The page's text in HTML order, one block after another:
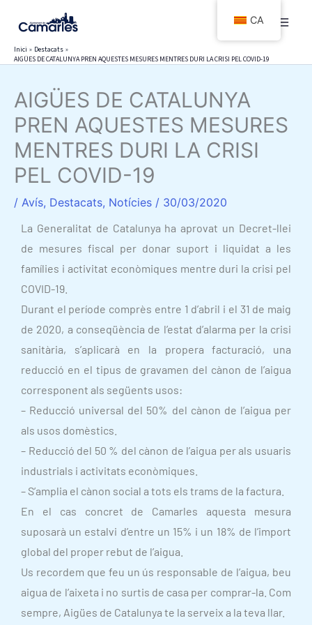
contingut
Inici
Destacats
AIGÜES DE CATALUNYA PREN AQUESTES MESURES MENTRES DURI LA CRISI PEL COVID-19
AIGÜES DE CATALUNYA
PREN AQUESTES MESURES
MENTRES DURI LA CRISI
PEL COVID-19
/ Avís, Destacats, Notícies / 30/03/2020
La Generalitat de Catalunya ha aprovat un Decret-llei
de mesures fiscal per donar suport i liquidat a les
famílies i activitat econòmiques mentre duri la crisi pel
COVID-19.
Durant el període comprès entre 1 d’abril i el 31 de maig
de 2020, a conseqüència de l’estat d’alarma per la crisi
sanitària, s’aplicarà en la propera facturació, una
reducció en el tipus de gravamen del cànon de l’aigua
corresponent als següents usos:
– Reducció universal del 50% del cànon de l’aigua per
als usos domèstics.
– Reducció del 50 % del cànon de l’aigua per als usuaris
industrials i activitats econòmiques.
– S’amplia el cànon social a tots els trams de la factura.
En el cas concret de Camarles aquesta mesura
suposarà un estalvi d’entre un 15% i un 18% de l’import
global del proper rebut de l’aigua.
Us recordem que feu un ús responsable de l’aigua, beu
aigua de l’aixeta i no surtis de casa per comprar-la. Com
sempre, Aigües de Catalunya te la serveix a la teva llar.
CA